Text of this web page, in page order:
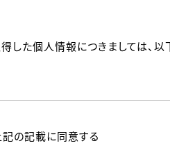
した個人情報につきましては、
。
記の記載に同意する